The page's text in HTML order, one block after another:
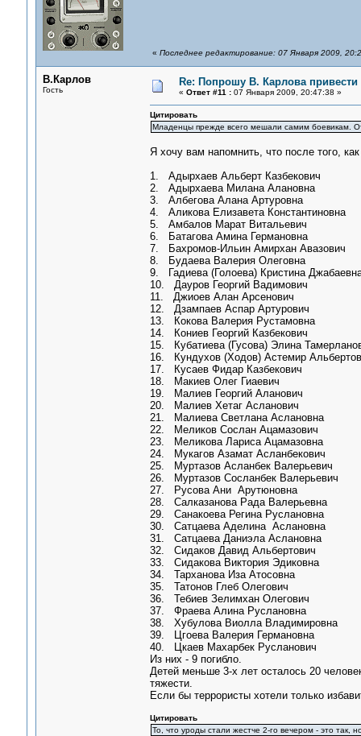
« Последнее редактирование: 07 Января 2009,
В.Карлов
Гость
Re: Попрошу В. Карлова привести
« Ответ #11 :07 Января 2009, 20:47:38 »
Цитировать
Младенцы прежде всего мешали самим боевикам.
Я хочу вам напомнить, что после того,
1. Адырхаев Альберт Казбекович
2. Адырхаева Милана Алановна
3. Албегова Алана Артуровна
4. Аликова Елизавета Константиновна
5. Амбалов Марат Витальевич
6. Батагова Амина Германовна
7. Бахромов-Ильин Амирхан Авазович
8. Будаева Валерия Олеговна
9. Гадиева (Голоева) Кристина
10. Дауров Георгий Вадимович
11. Джиоев Алан Арсенович
12. Дзампаев Аспар Артурович
13. Кокова Валерия Рустамовна
14. Кониев Георгий Казбекович
15. Кубатиева (Гусова) Элина
16. Кундухов (Ходов) Астемир
17. Кусаев Фидар Казбекович
18. Макиев Олег Гиаевич
19. Малиев Георгий Аланович
20. Малиев Хетаг Асланович
21. Малиева Светлана Аслановна
22. Меликов Сослан Ацамазович
23. Меликова Лариса Ацамазовна
24. Мукагов Азамат Асланбекович
25. Муртазов Асланбек Валерьевич
26. Муртазов Сосланбек Валерьевич
27. Русова Ани Арутюновна
28. Салказанова Рада Валерьевна
29. Санакоева Регина Руслановна
30. Сатцаева Аделина Аслановна
31. Сатцаева Даниэла Аслановна
32. Сидаков Давид Альбертович
33. Сидакова Виктория Эдиковна
34. Тарханова Иза Атосовна
35. Татонов Глеб Олегович
36. Тебиев Зелимхан Олегович
37. Фраева Алина Руслановна
38. Хубулова Виолла Владимировна
39. Цгоева Валерия Германовна
40. Цкаев Махарбек Русланович
Из них - 9 погибло.
Детей меньше 3-х лет осталось 20
тяжести.
Если бы террористы хотели только
Цитировать
То, что уроды стали жестче 2-го вечером - это так,